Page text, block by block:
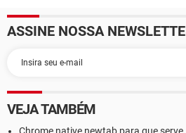
ASSINE NOSSA
VEJA TAMBÉM